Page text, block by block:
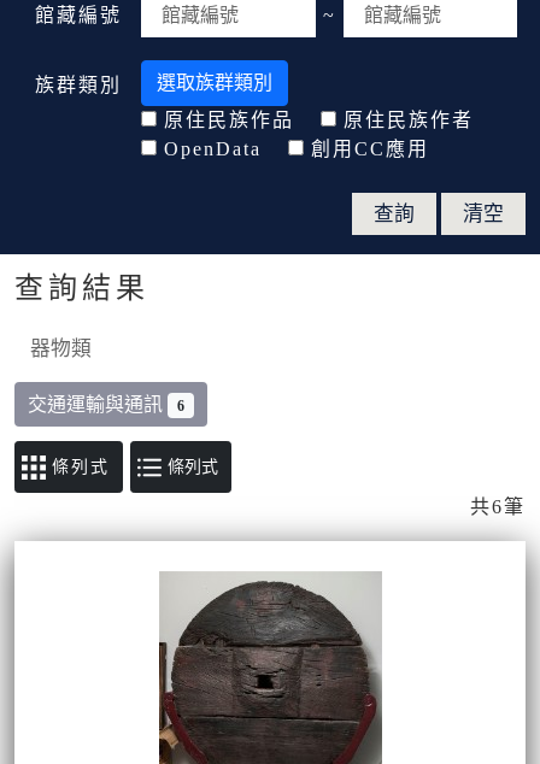
館藏編號 ~
族群類別
選取族群類別
原住民族作品
原住民族作者
OpenData
創用CC應用
查詢結果
器物類
交通運輸與通訊 6
條列式
共6筆